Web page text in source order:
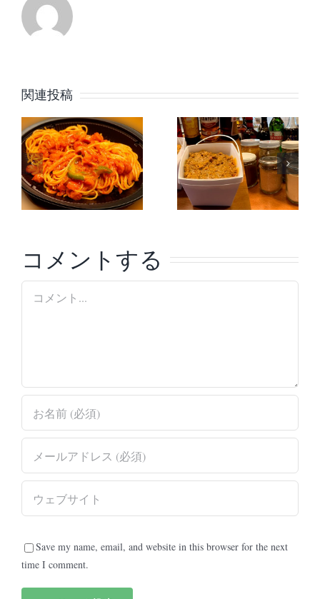
関連投稿
キーマカ
レー
照焼チキ
ン弁当
コメントする
Save my name, email, and website in this browser for the next
time I comment.